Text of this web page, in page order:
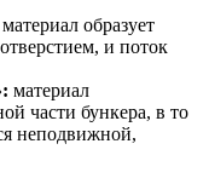
материал образует
и поток
материал
части бункера, в то
неподвижной,